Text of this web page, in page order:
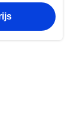
van